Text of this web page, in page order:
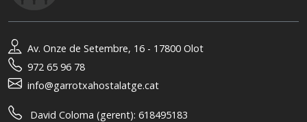
Av. Onze de Setembre, 16 - 17800 Olot
972 65 96 78
info@garrotxahostalatge.cat
David Coloma (gerent): 618495183